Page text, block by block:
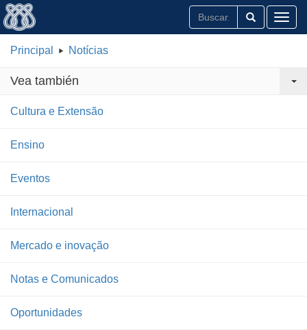
Principal Notícias
Vea también
Cultura e Extensão
Ensino
Eventos
Internacional
Mercado e inovação
Notas e Comunicados
Oportunidades